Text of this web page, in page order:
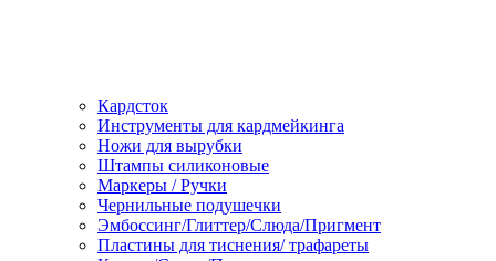
Кардсток
Инструменты для кардмейкинга
Ножи для вырубки
Штампы силиконовые
Маркеры / Ручки
Чернильные подушечки
Эмбоссинг/Глиттер/Слюда/Пригмент
Пластины для тиснения/ трафареты